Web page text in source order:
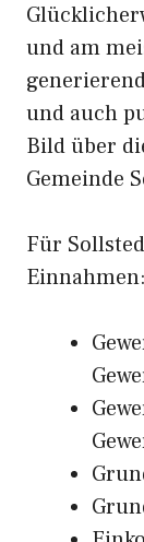
und am
und auch
Bild über
Gemeinde
Für
Einnahmen: